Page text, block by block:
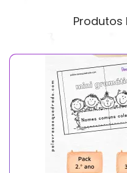
Produtos